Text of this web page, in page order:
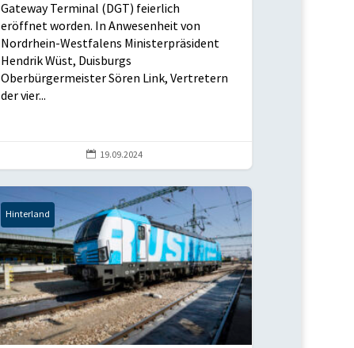
Gateway Terminal (DGT) feierlich
eröffnet worden. In Anwesenheit von
Nordrhein-Westfalens Ministerpräsident
Hendrik Wüst, Duisburgs
Oberbürgermeister Sören Link, Vertretern
der vier...
 19.09.2024
Hinterland